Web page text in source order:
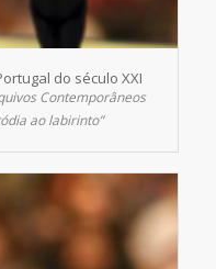
do século XXI
Contemporâneos
ao labirinto”